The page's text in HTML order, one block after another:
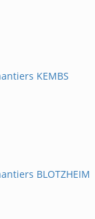
KEMBS
BLOTZHEIM